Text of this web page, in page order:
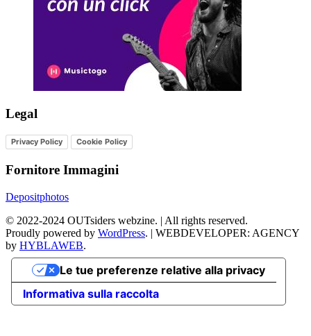
Legal
Privacy Policy Cookie Policy
Fornitore Immagini
Depositphotos
© 2022-2024 OUTsiders webzine. | All rights reserved.
Proudly powered by WordPress. | WEBDEVELOPER: AGENCY
by HYBLAWEB.
Informativa sulla raccolta
Le tue preferenze relative alla privacy